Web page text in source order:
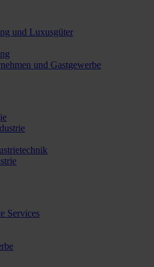
und Luxusgüter
und Gastgewerbe
Services